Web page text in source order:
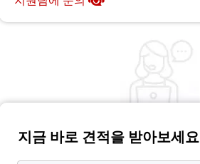
지금 바로 견적을 받아보세요